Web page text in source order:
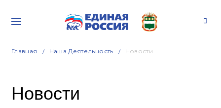
Главная Наша Деятельность Новости
Новости